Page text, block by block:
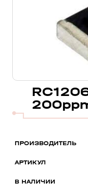
ПРОИЗВОДИТЕЛЬ
АРТИКУЛ
В НАЛИЧИИ